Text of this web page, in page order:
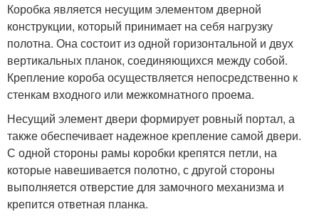
Коробка является несущим элементом дверной
конструкции, который принимает на себя нагрузку
полотна. Она состоит из одной горизонтальной и двух
вертикальных планок, соединяющихся между собой.
Крепление короба осуществляется непосредственно к
стенкам входного или межкомнатного проема.
Несущий элемент двери формирует ровный портал, а
также обеспечивает надежное крепление самой двери.
С одной стороны рамы коробки крепятся петли, на
которые навешивается полотно, с другой стороны
выполняется отверстие для замочного механизма и
крепится ответная планка.